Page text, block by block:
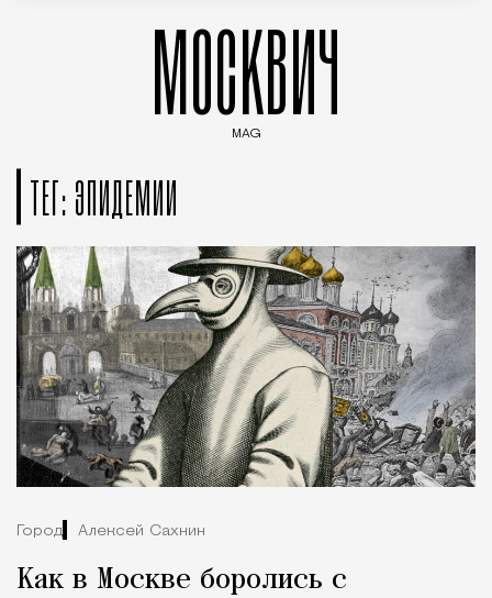
МОСКВИЧ
MAG
ТЕГ: ЭПИДЕМИИ
Город Алексей Сахнин
Как в Москве боролись с